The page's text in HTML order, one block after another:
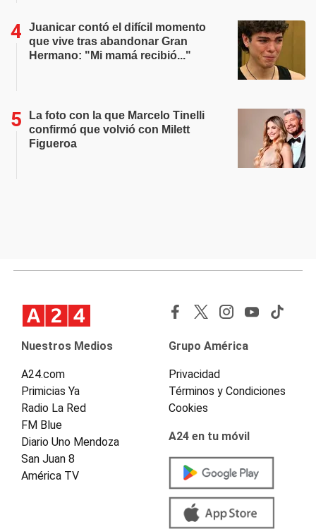
Juanicar contó el difícil momento
que vive tras abandonar Gran
Hermano: "Mi mamá recibió..."
La foto con la que Marcelo Tinelli
confirmó que volvió con Milett
Figueroa
Nuestros Medios
A24.com
Primicias Ya
Radio La Red
FM Blue
Diario Uno Mendoza
San Juan 8
América TV
Grupo América
Privacidad
Términos y Condiciones
Cookies
A24 en tu móvil